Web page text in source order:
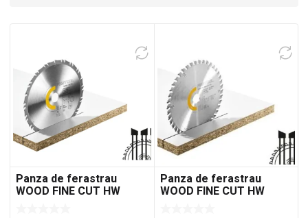
Panza de ferastrau
WOOD FINE CUT HW
Panza de ferastrau
WOOD FINE CUT HW